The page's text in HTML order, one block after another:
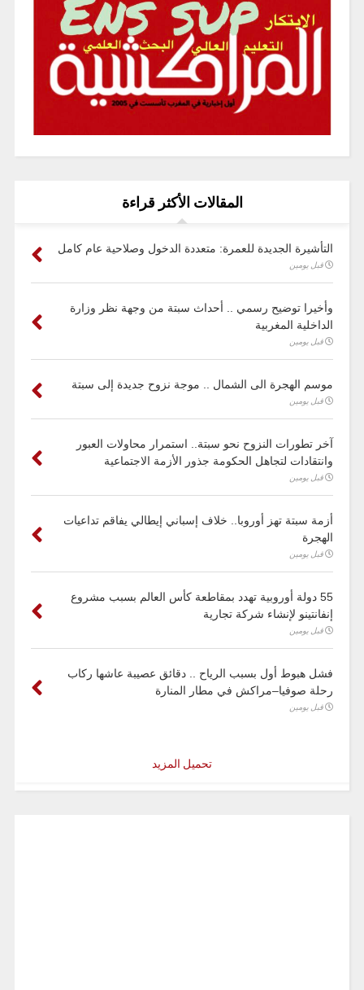
المقالات الأكثر قراءة
التأشيرة الجديدة للعمرة: متعددة الدخول وصلاحية عام كامل
قبل يومين
وأخيرا توضيح رسمي .. أحداث سبتة من وجهة نظر وزارة
الداخلية المغربية
قبل يومين
موسم الهجرة الى الشمال .. موجة نزوح جديدة إلى سبتة
قبل يومين
آخر تطورات النزوح نحو سبتة.. استمرار محاولات العبور
وانتقادات لتجاهل الحكومة جذور الأزمة الاجتماعية
قبل يومين
أزمة سبتة تهز أوروبا.. خلاف إسباني إيطالي يفاقم تداعيات
الهجرة
قبل يومين
55 دولة أوروبية تهدد بمقاطعة كأس العالم بسبب مشروع
إنفانتينو لإنشاء شركة تجارية
قبل يومين
فشل هبوط أول بسبب الرياح .. دقائق عصيبة عاشها ركاب
رحلة صوفيا–مراكش في مطار المنارة
قبل يومين
تحميل المزيد